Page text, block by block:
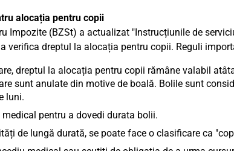
alocația pentru copii
Impozite (BZSt) a actualizat "Instrucțiunile de
verifica dreptul la alocația pentru copii. Reguli
dreptul la alocația pentru copii rămâne valabil
sunt anulate din motive de boală. Bolile sunt
luni.
pentru a dovedi durata bolii.
de lungă durată, se poate face o clasificare ca